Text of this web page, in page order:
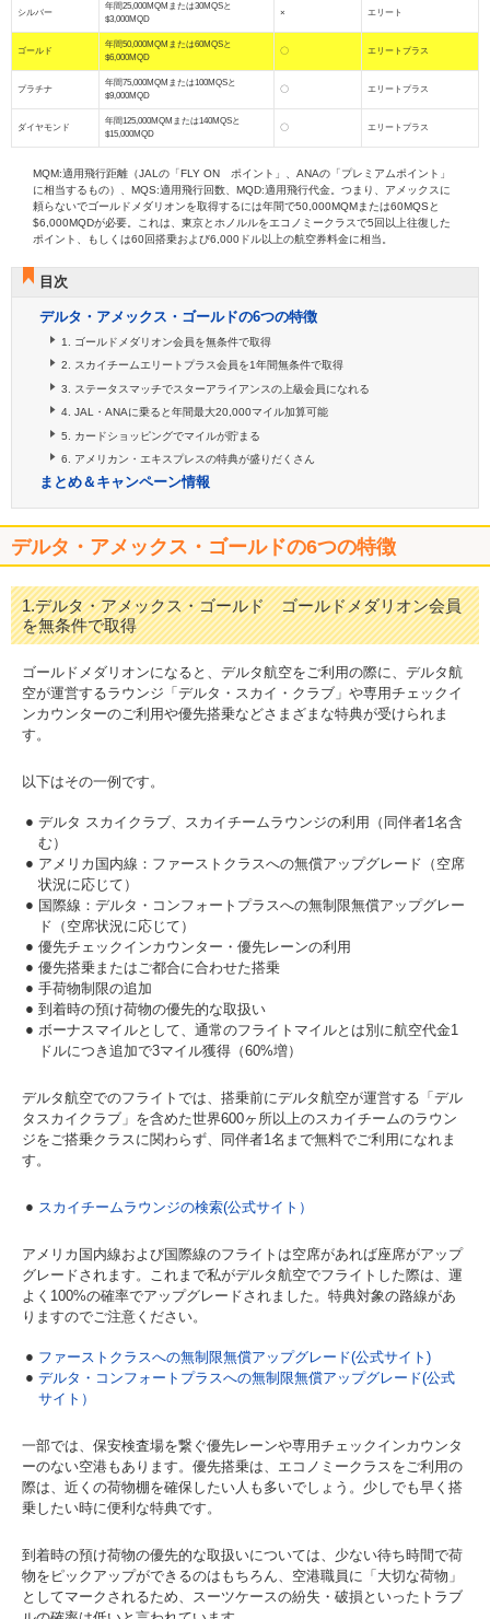
シルバー
年間25,000MQMまたは30MQSと
$3,000MQD
× エリート
ゴールド
年間50,000MQMまたは60MQSと
$6,000MQD
〇 エリートプラス
プラチナ
年間75,000MQMまたは100MQSと
$9,000MQD
〇 エリートプラス
ダイヤモンド
年間125,000MQMまたは140MQSと
$15,000MQD
〇 エリートプラス
MQM:適用飛行距離（JALの「FLY ON ポイント」、ANAの「プレミアムポイント」
に相当するもの）、MQS:適用飛行回数、MQD:適用飛行代金。つまり、アメックスに
頼らないでゴールドメダリオンを取得するには年間で50,000MQMまたは60MQSと
$6,000MQDが必要。これは、東京とホノルルをエコノミークラスで5回以上往復した
ポイント、もしくは60回搭乗および6,000ドル以上の航空券料金に相当。
目次
デルタ・アメックス・ゴールドの6つの特徴
1. ゴールドメダリオン会員を無条件で取得
2. スカイチームエリートプラス会員を1年間無条件で取得
3. ステータスマッチでスターアライアンスの上級会員になれる
4. JAL・ANAに乗ると年間最大20,000マイル加算可能
5. カードショッピングでマイルが貯まる
6. アメリカン・エキスプレスの特典が盛りだくさん
まとめ＆キャンペーン情報
デルタ・アメックス・ゴールドの6つの特徴
1.デルタ・アメックス・ゴールド ゴールドメダリオン会員
を無条件で取得
ゴールドメダリオンになると、デルタ航空をご利用の際に、デルタ航
空が運営するラウンジ「デルタ・スカイ・クラブ」や専用チェックイ
ンカウンターのご利用や優先搭乗などさまざまな特典が受けられま
す。
以下はその一例です。
デルタ スカイクラブ、スカイチームラウンジの利用（同伴者1名含
む）
アメリカ国内線：ファーストクラスへの無償アップグレード（空席
状況に応じて）
国際線：デルタ・コンフォートプラスへの無制限無償アップグレー
ド（空席状況に応じて）
優先チェックインカウンター・優先レーンの利用
優先搭乗またはご都合に合わせた搭乗
手荷物制限の追加
到着時の預け荷物の優先的な取扱い
ボーナスマイルとして、通常のフライトマイルとは別に航空代金1
ドルにつき追加で3マイル獲得（60%増）
デルタ航空でのフライトでは、搭乗前にデルタ航空が運営する「デル
タスカイクラブ」を含めた世界600ヶ所以上のスカイチームのラウン
ジをご搭乗クラスに関わらず、同伴者1名まで無料でご利用になれま
す。
スカイチームラウンジの検索(公式サイト）
アメリカ国内線および国際線のフライトは空席があれば座席がアップ
グレードされます。これまで私がデルタ航空でフライトした際は、運
よく100%の確率でアップグレードされました。特典対象の路線があ
りますのでご注意ください。
ファーストクラスへの無制限無償アップグレード(公式サイト)
デルタ・コンフォートプラスへの無制限無償アップグレード(公式
サイト）
一部では、保安検査場を繋ぐ優先レーンや専用チェックインカウンタ
ーのない空港もあります。優先搭乗は、エコノミークラスをご利用の
際は、近くの荷物棚を確保したい人も多いでしょう。少しでも早く搭
乗したい時に便利な特典です。
到着時の預け荷物の優先的な取扱いについては、少ない待ち時間で荷
物をピックアップができるのはもちろん、空港職員に「大切な荷物」
としてマークされるため、スーツケースの紛失・破損といったトラブ